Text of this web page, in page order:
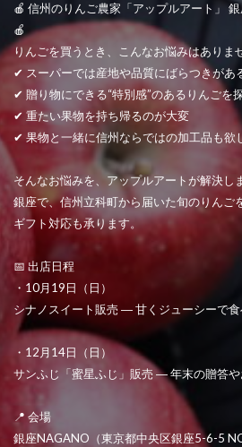
🍎 信州のりんご農家「アップルアート」
🍎
りんごを買うとき、こんなお悩みはありま
✔ スーパーでは産地や品質にばらつきがあ
✔ 贈り物にできる“特別感”のあるりんごを
✔ 重たい果物を持ち帰るのが大変
✔ 果物と一緒に信州ならではの加工品も欲
そんなお悩みを、アップルアートが解決し
銀座で、信州立科町から届いた旬のりんご
ギフト対応も承ります。
📅 出店日程
・10月19日（日）
シナノスイート販売 ― 甘くジューシーで食
・12月14日（日）
サンふじ「蜜星ふじ」販売 ― 年末の贈答や
📍 会場
銀座NAGANO（東京都中央区銀座5-6-5